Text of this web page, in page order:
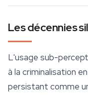
Les décennies
L'usage sub-
à la criminalisation
persistant comme